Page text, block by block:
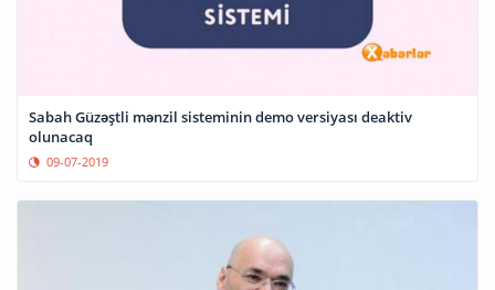
Sabah Güzəştli mənzil sisteminin demo versiyası deaktiv
olunacaq
09-07-2019